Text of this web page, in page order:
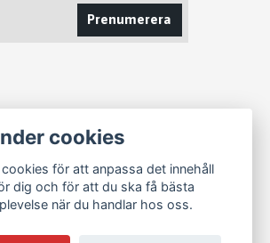
Prenumerera
cookies
för att anpassa det innehåll
dig och för att du ska få bästa
när du handlar hos oss.